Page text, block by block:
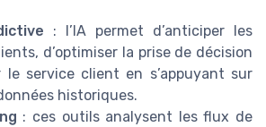
: l’IA permet d’anticiper les
d’optimiser la prise de décision
le service client en s’appuyant sur
historiques.
: ces outils analysent les flux de